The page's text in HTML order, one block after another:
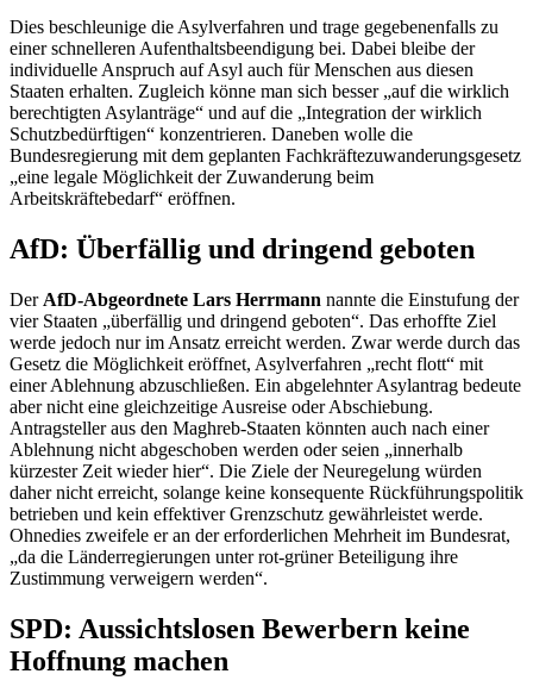
Dies beschleunige die Asylverfahren und trage gegebenenfalls zu
einer schnelleren Aufenthaltsbeendigung bei. Dabei bleibe der
individuelle Anspruch auf Asyl auch für Menschen aus diesen
Staaten erhalten. Zugleich könne man sich besser „auf die wirklich
berechtigten Asylanträge“ und auf die „Integration der wirklich
Schutzbedürftigen“ konzentrieren. Daneben wolle die
Bundesregierung mit dem geplanten Fachkräftezuwanderungsgesetz
„eine legale Möglichkeit der Zuwanderung beim
Arbeitskräftebedarf“ eröffnen.
AfD: Überfällig und dringend geboten
Der AfD-Abgeordnete Lars Herrmann nannte die Einstufung der
vier Staaten „überfällig und dringend geboten“. Das erhoffte Ziel
werde jedoch nur im Ansatz erreicht werden. Zwar werde durch das
Gesetz die Möglichkeit eröffnet, Asylverfahren „recht flott“ mit
einer Ablehnung abzuschließen. Ein abgelehnter Asylantrag bedeute
aber nicht eine gleichzeitige Ausreise oder Abschiebung.
Antragsteller aus den Maghreb-Staaten könnten auch nach einer
Ablehnung nicht abgeschoben werden oder seien „innerhalb
kürzester Zeit wieder hier“. Die Ziele der Neuregelung würden
daher nicht erreicht, solange keine konsequente Rückführungspolitik
betrieben und kein effektiver Grenzschutz gewährleistet werde.
Ohnedies zweifele er an der erforderlichen Mehrheit im Bundesrat,
„da die Länderregierungen unter rot-grüner Beteiligung ihre
Zustimmung verweigern werden“.
SPD: Aussichtslosen Bewerbern keine
Hoffnung machen